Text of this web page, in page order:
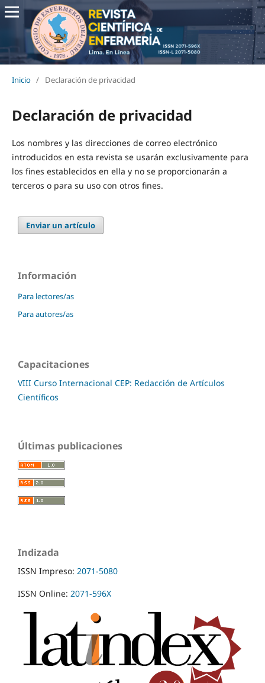
Inicio / Declaración de privacidad
Declaración de privacidad
Los nombres y las direcciones de correo electrónico
introducidos en esta revista se usarán exclusivamente para
los fines establecidos en ella y no se proporcionarán a
terceros o para su uso con otros fines.
Enviar un artículo
Información
Para lectores/as
Para autores/as
Capacitaciones
VIII Curso Internacional CEP: Redacción de Artículos
Científicos
Últimas publicaciones
Indizada
ISSN Impreso: 2071-5080
ISSN Online: 2071-596X